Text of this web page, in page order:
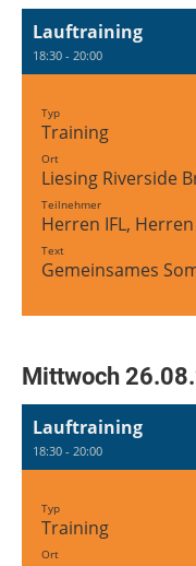
Lauftraining
18:30 - 20:00
Typ
Training
Ort
Liesing Riverside
Teilnehmer
Herren IFL,
Text
Gemeinsames
Mittwoch
Lauftraining
18:30 - 20:00
Typ
Training
Ort